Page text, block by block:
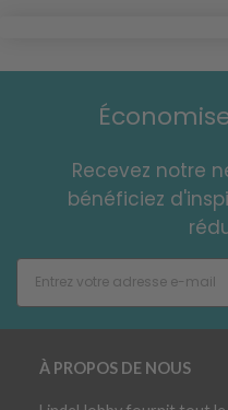
Recevez notre
bénéficiez
À PROPOS DE NOUS